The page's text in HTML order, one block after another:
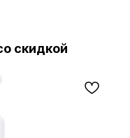
скидкой